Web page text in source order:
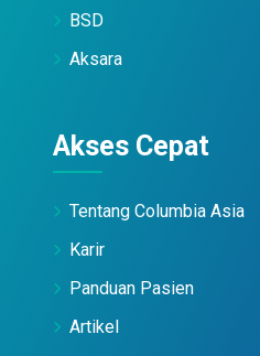
BSD
Aksara
Akses Cepat
Tentang Columbia Asia
Karir
Panduan Pasien
Artikel